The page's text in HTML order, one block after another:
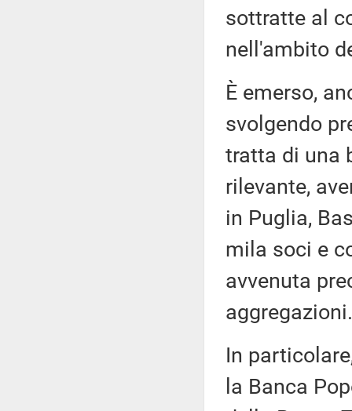
sottratte al
nell'ambito
È emerso,
svolgendo
tratta di una
rilevante,
in Puglia,
mila soci e
avvenuta
aggregazioni.
In
la Banca